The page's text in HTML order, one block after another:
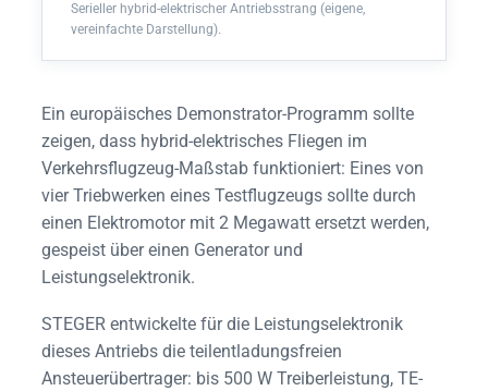
Serieller hybrid-elektrischer Antriebsstrang (eigene,
vereinfachte Darstellung).
Ein europäisches Demonstrator-Programm sollte
zeigen, dass hybrid-elektrisches Fliegen im
Verkehrsflugzeug-Maßstab funktioniert: Eines von
vier Triebwerken eines Testflugzeugs sollte durch
einen Elektromotor mit 2 Megawatt ersetzt werden,
gespeist über einen Generator und
Leistungselektronik.
STEGER entwickelte für die Leistungselektronik
dieses Antriebs die teilentladungsfreien
Ansteuerübertrager: bis 500 W Treiberleistung, TE-